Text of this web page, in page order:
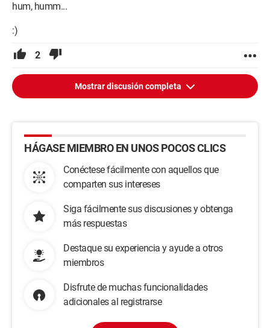
hum, humm...
:)
2
Mostrar discusión completa
HÁGASE MIEMBRO EN UNOS POCOS CLICS
Conéctese fácilmente con aquellos que
comparten sus intereses
Siga fácilmente sus discusiones y obtenga
más respuestas
Destaque su experiencia y ayude a otros
miembros
Disfrute de muchas funcionalidades
adicionales al registrarse